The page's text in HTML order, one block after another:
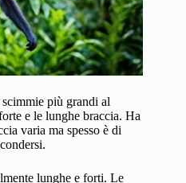
più grandi al
e le lunghe braccia. Ha
varia ma spesso è di
lunghe e forti. Le